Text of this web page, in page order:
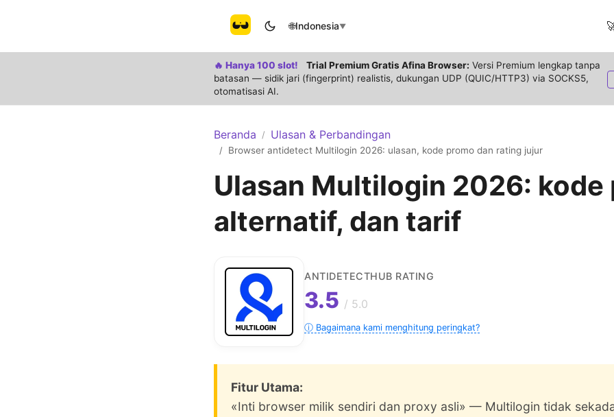
🌐Indonesia▼
🔥 Hanya 100 slot! Trial Premium Gratis Afina Browser: Versi Premium lengkap tanpa
batasan — sidik jari (fingerprint) realistis, dukungan UDP (QUIC/HTTP3) via SOCKS5,
otomatisasi AI.
Beranda / Ulasan & Perbandingan
/ Browser antidetect Multilogin 2026: ulasan, kode promo dan rating jujur
Ulasan Multilogin 2026: kode
alternatif, dan tarif
ANTIDETECTHUB RATING
3.5 / 5.0
ⓘ Bagaimana kami menghitung peringkat?
Fitur Utama:
«Inti browser milik sendiri dan proxy asli» — Multilogin tidak